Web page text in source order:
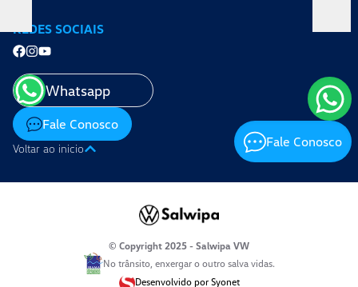
REDES SOCIAIS
Whatsapp
Fale Conosco
Voltar ao inicio
© Copyright 2025 - Salwipa VW
No trânsito, enxergar o outro salva vidas.
Desenvolvido por Syonet
Fale Conosco